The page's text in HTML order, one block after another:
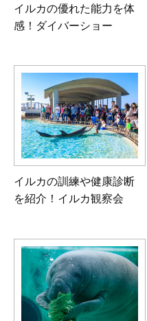
イルカの優れた能力を体
感！ ダイバーショー
イルカの訓練や健康診断
を紹介！ イルカ観察会